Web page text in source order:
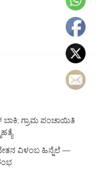
ಗ್ರಾಮ ಪಂಚಾಯಿತಿ
ವಿಳಂಬ ಹಿನ್ನೆಲೆ —